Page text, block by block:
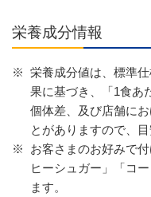
栄養成分情報
※ 栄養成分値は、標準
果に基づき、「1食あ
個体差、及び店舗に
とがありますので、
※
お客さまのお好みで
ヒーシュガー」「コ
ます。